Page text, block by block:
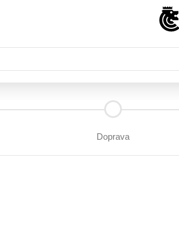
Doprava